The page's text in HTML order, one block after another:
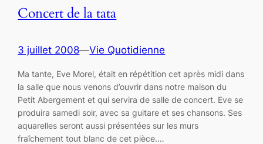
Concert de la tata
3 juillet 2008—Vie Quotidienne
Ma tante, Eve Morel, était en répétition cet après midi dans
la salle que nous venons d’ouvrir dans notre maison du
Petit Abergement et qui servira de salle de concert. Eve se
produira samedi soir, avec sa guitare et ses chansons. Ses
aquarelles seront aussi présentées sur les murs
fraîchement tout blanc de cet pièce.…